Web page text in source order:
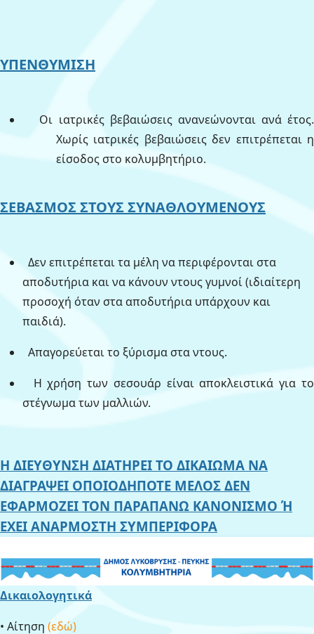
ΥΠΕΝΘΥΜΙΣΗ
Οι ιατρικές βεβαιώσεις ανανεώνονται ανά έτος.
Χωρίς ιατρικές βεβαιώσεις δεν επιτρέπεται η
είσοδος στο κολυμβητήριο.
ΣΕΒΑΣΜΟΣ ΣΤΟΥΣ ΣΥΝΑΘΛΟΥΜΕΝΟΥΣ
Δεν επιτρέπεται τα μέλη να περιφέρονται στα
αποδυτήρια και να κάνουν ντουςγυμνοί (ιδιαίτερη
προσοχή όταν στα αποδυτήρια υπάρχουν και
παιδιά).
Απαγορεύεται το ξύρισμα στα ντους.
Η χρήση των σεσουάρ είναι αποκλειστικά για το
στέγνωμα των μαλλιών.
Η ΔΙΕΥΘΥΝΣΗ ΔΙΑΤΗΡΕΙ ΤΟ ΔΙΚΑΙΩΜΑ ΝΑ
ΔΙΑΓΡΑΨΕΙ ΟΠΟΙΟΔΗΠΟΤΕ ΜΕΛΟΣ ΔΕΝ
ΕΦΑΡΜΟΖΕΙ ΤΟΝ ΠΑΡΑΠΑΝΩ ΚΑΝΟΝΙΣΜΟ Ή
ΕΧΕΙ ΑΝΑΡΜΟΣΤΗ ΣΥΜΠΕΡΙΦΟΡΑ
Δικαιολογητικά
• Αίτηση (εδώ)